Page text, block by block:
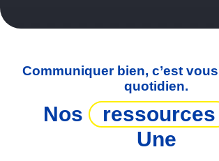
Communiquer bien, c’est
quotidien.
Nos ressources
Une